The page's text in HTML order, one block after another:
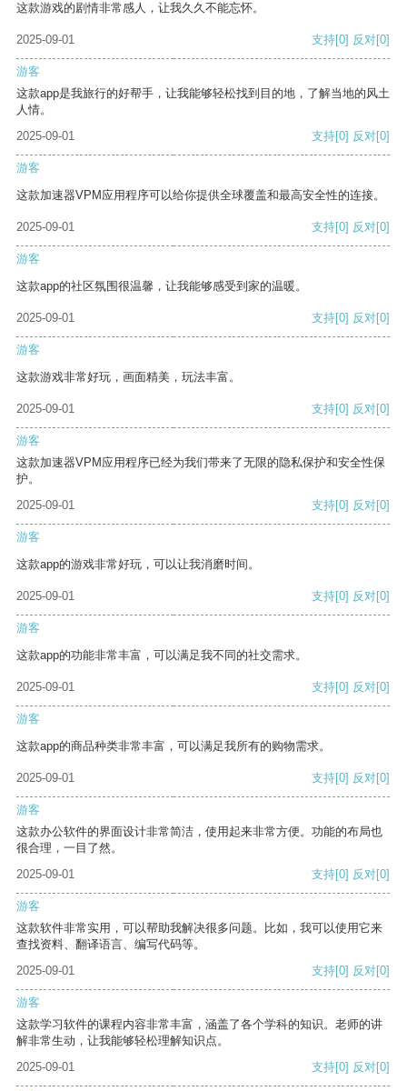
这款游戏的剧情非常感人，让我久久不能忘怀。
2025-09-01 支持[0] 反对[0]
游客
这款app是我旅行的好帮手，让我能够轻松找到目的地，了解当地的风土
人情。
2025-09-01
支持[0] 反对[0]
游客
这款加速器VPM应用程序可以给你提供全球覆盖和最高安全性的连接。
2025-09-01 支持[0] 反对[0]
游客
这款app的社区氛围很温馨，让我能够感受到家的温暖。
2025-09-01 支持[0] 反对[0]
游客
这款游戏非常好玩，画面精美，玩法丰富。
2025-09-01 支持[0] 反对[0]
游客
这款加速器VPM应用程序已经为我们带来了无限的隐私保护和安全性保
护。
2025-09-01
支持[0] 反对[0]
游客
这款app的游戏非常好玩，可以让我消磨时间。
2025-09-01 支持[0] 反对[0]
游客
这款app的功能非常丰富，可以满足我不同的社交需求。
2025-09-01 支持[0] 反对[0]
游客
这款app的商品种类非常丰富，可以满足我所有的购物需求。
2025-09-01 支持[0] 反对[0]
游客
这款办公软件的界面设计非常简洁，使用起来非常方便。功能的布局也
很合理，一目了然。
2025-09-01
支持[0] 反对[0]
游客
这款软件非常实用，可以帮助我解决很多问题。比如，我可以使用它来
查找资料、翻译语言、编写代码等。
2025-09-01
支持[0] 反对[0]
游客
这款学习软件的课程内容非常丰富，涵盖了各个学科的知识。老师的讲
解非常生动，让我能够轻松理解知识点。
2025-09-01
支持[0] 反对[0]